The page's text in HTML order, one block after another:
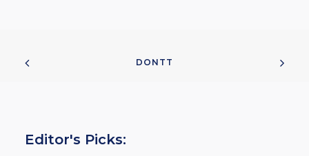
DONTT
Editor's Picks: